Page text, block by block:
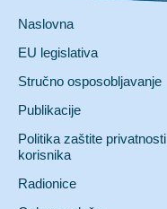
Naslovna
EU legislativa
Stručno osposobljavanje
Publikacije
Politika zaštite privatnosti
korisnika
Radionice